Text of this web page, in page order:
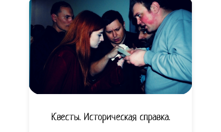
Квесты. Историческая справка.